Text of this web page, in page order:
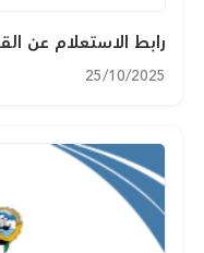
رابط الاستعلام عن
25/10/2025